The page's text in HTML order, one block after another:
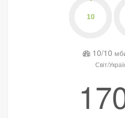
10/10
Світ/